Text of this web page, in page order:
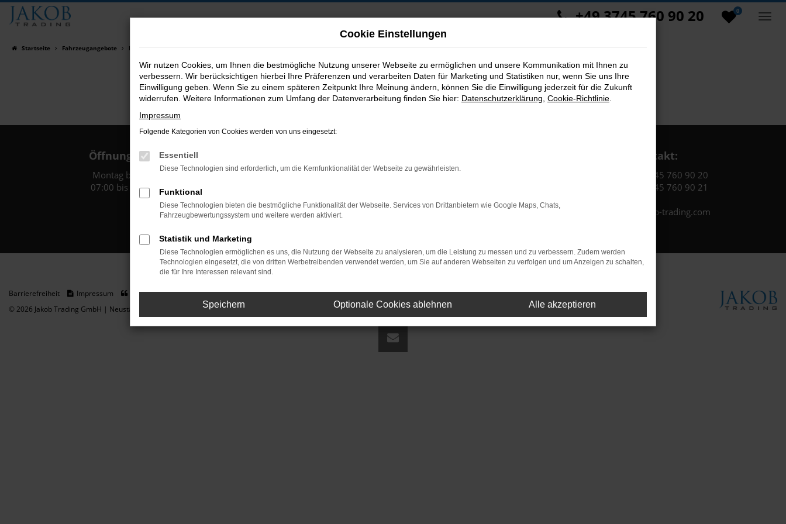
Zum
Hauptinhalt
0
+49 3745 760 90 20
Startseite Fahrzeugangebote Fahrzeugsuche
B2B-Shop
Öffnungszeiten:
Montag bis Freitag:
07:00 bis 18:00 Uhr
Jakob Trading GmbH
D-08223 Neustadt/Vogtland
Kontakt:
Tel.: +49 3745 760 90 20
Fax: +49 3745 760 90 21
Mail: fj@jakob-trading.com
Barrierefreiheit Impressum Datenschutz
Cookie Einstellungen
© 2026 Jakob Trading GmbH | Neustädter Straße 1 | DE-08223 Neustadt/Vogtland | fj@jakob-trading.com |Webdesign by audaris.de
Cookie Einstellungen
Wir nutzen Cookies, um Ihnen die bestmögliche Nutzung unserer Webseite zu ermöglichen und unsere Kommunikation mit Ihnen zu
verbessern. Wir berücksichtigen hierbei Ihre Präferenzen und verarbeiten Daten für Marketing und Statistiken nur, wenn Sie uns Ihre
Einwilligung geben. Wenn Sie zu einem späteren Zeitpunkt Ihre Meinung ändern, können Sie die Einwilligung jederzeit für die Zukunft
widerrufen. Weitere Informationen zum Umfang der Datenverarbeitung finden Sie hier: Datenschutzerklärung Cookie-Richtlinie
Impressum
Folgende Kategorien von Cookies werden von uns eingesetzt:
Essentiell
Diese Technologien sind erforderlich, um die Kernfunktionalität der Webseite zu gewährleisten.
Funktional
Diese Technologien bieten die bestmögliche Funktionalität der Webseite. Services von Drittanbietern wie Google Maps, Chats,
Fahrzeugbewertungssystem und weitere werden aktiviert.
Statistik und Marketing
Diese Technologien ermöglichen es uns, die Nutzung der Webseite zu analysieren, um die Leistung zu messen und zu verbessern. Zudem werden
Technologien eingesetzt, die von dritten Werbetreibenden verwendet werden, um Sie auf anderen Webseiten zu verfolgen und um Anzeigen zu schalten,
die für Ihre Interessen relevant sind.
Speichern Optionale Cookies ablehnen Alle akzeptieren